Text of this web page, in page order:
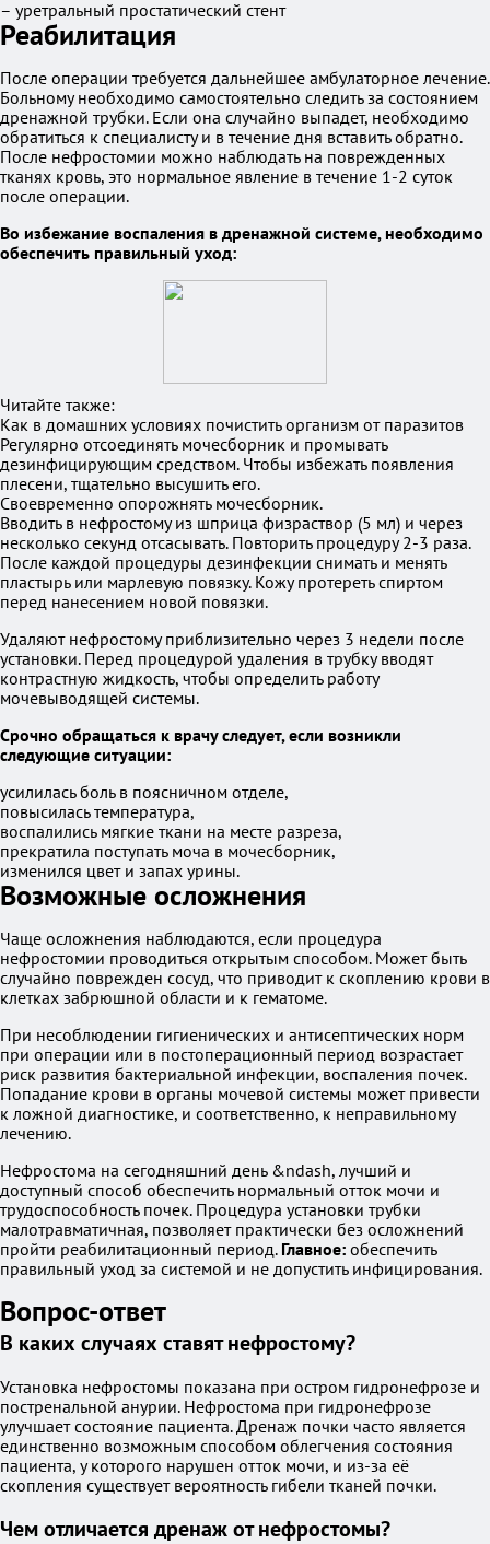
– уретральный простатический стент
Реабилитация
После операции требуется дальнейшее амбулаторное лечение.
Больному необходимо самостоятельно следить за состоянием
дренажной трубки. Если она случайно выпадет, необходимо
обратиться к специалисту и в течение дня вставить обратно.
После нефростомии можно наблюдать на поврежденных
тканях кровь, это нормальное явление в течение 1-2 суток
после операции.
Во избежание воспаления в дренажной системе, необходимо
обеспечить правильный уход:
Читайте также:
Как в домашних условиях почистить организм от паразитов
Регулярно отсоединять мочесборник и промывать
дезинфицирующим средством. Чтобы избежать появления
плесени, тщательно высушить его.
Своевременно опорожнять мочесборник.
Вводить в нефростому из шприца физраствор (5 мл) и через
несколько секунд отсасывать. Повторить процедуру 2-3 раза.
После каждой процедуры дезинфекции снимать и менять
пластырь или марлевую повязку. Кожу протереть спиртом
перед нанесением новой повязки.
Удаляют нефростому приблизительно через 3 недели после
установки. Перед процедурой удаления в трубку вводят
контрастную жидкость, чтобы определить работу
мочевыводящей системы.
Срочно обращаться к врачу следует, если возникли
следующие ситуации:
усилилась боль в поясничном отделе,
повысилась температура,
воспалились мягкие ткани на месте разреза,
прекратила поступать моча в мочесборник,
изменился цвет и запах урины.
Возможные осложнения
Чаще осложнения наблюдаются, если процедура
нефростомии проводиться открытым способом. Может быть
случайно поврежден сосуд, что приводит к скоплению крови в
клетках забрюшной области и к гематоме.
При несоблюдении гигиенических и антисептических норм
при операции или в постоперационный период возрастает
риск развития бактериальной инфекции, воспаления почек.
Попадание крови в органы мочевой системы может привести
к ложной диагностике, и соответственно, к неправильному
лечению.
Нефростома на сегодняшний день &ndash, лучший и
доступный способ обеспечить нормальный отток мочи и
трудоспособность почек. Процедура установки трубки
малотравматичная, позволяет практически без осложнений
пройти реабилитационный период. Главное: обеспечить
правильный уход за системой и не допустить инфицирования.
Вопрос-ответ
В каких случаях ставят нефростому?
Установка нефростомы показана при остром гидронефрозе и
постренальной анурии. Нефростома при гидронефрозе
улучшает состояние пациента. Дренаж почки часто является
единственно возможным способом облегчения состояния
пациента, у которого нарушен отток мочи, и из-за её
скопления существует вероятность гибели тканей почки.
Чем отличается дренаж от нефростомы?